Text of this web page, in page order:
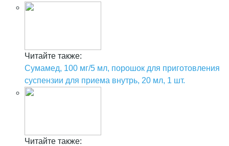
Читайте также:
Сумамед, 100 мг/5 мл, порошок для приготовления
суспензии для приема внутрь, 20 мл, 1 шт.
Читайте также: